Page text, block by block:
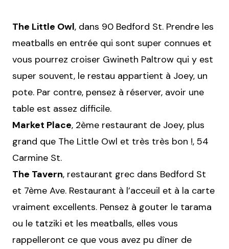
The Little Owl, dans 90 Bedford St. Prendre les
meatballs en entrée qui sont super connues et
vous pourrez croiser Gwineth Paltrow qui y est
super souvent, le restau appartient à Joey, un
pote. Par contre, pensez à réserver, avoir une
table est assez difficile.
Market Place, 2ème restaurant de Joey, plus
grand que The Little Owl et très très bon !, 54
Carmine St.
The Tavern, restaurant grec dans Bedford St
et 7ème Ave. Restaurant à l’acceuil et à la carte
vraiment excellents. Pensez à gouter le tarama
ou le tatziki et les meatballs, elles vous
rappelleront ce que vous avez pu dîner de